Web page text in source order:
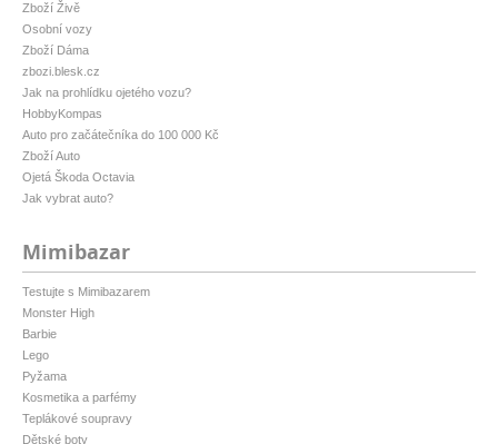
Zboží Živě
Osobní vozy
Zboží Dáma
zbozi.blesk.cz
Jak na prohlídku ojetého vozu?
HobbyKompas
Auto pro začátečníka do 100 000 Kč
Zboží Auto
Ojetá Škoda Octavia
Jak vybrat auto?
Mimibazar
Testujte s Mimibazarem
Monster High
Barbie
Lego
Pyžama
Kosmetika a parfémy
Teplákové soupravy
Dětské boty